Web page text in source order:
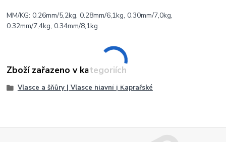
MM/KG: 0.26mm/5,2kg, 0.28mm/6,1kg, 0.30mm/7,0kg,
0.32mm/7,4kg, 0.34mm/8,1kg
Zboží zařazeno v kategoriích
Vlasce a šňůry | Vlasce hlavní | Kaprařské